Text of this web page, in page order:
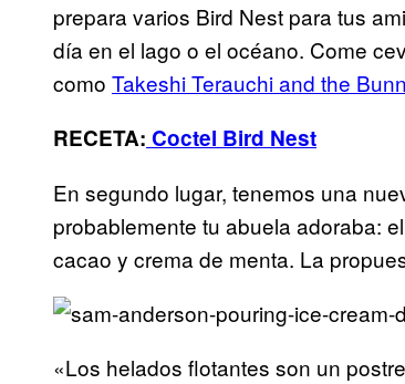
prepara varios Bird Nest para tus
día en el lago o el océano. Come
como Takeshi Terauchi and the
RECETA: Coctel Bird Nest
En segundo lugar, tenemos una
probablemente tu abuela adoraba:
cacao y crema de menta. La
«Los helados flotantes son un